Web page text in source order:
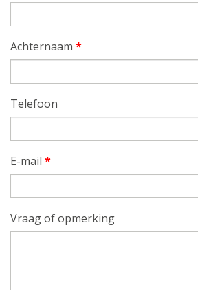
Achternaam *
Telefoon
E-mail *
Vraag of opmerking